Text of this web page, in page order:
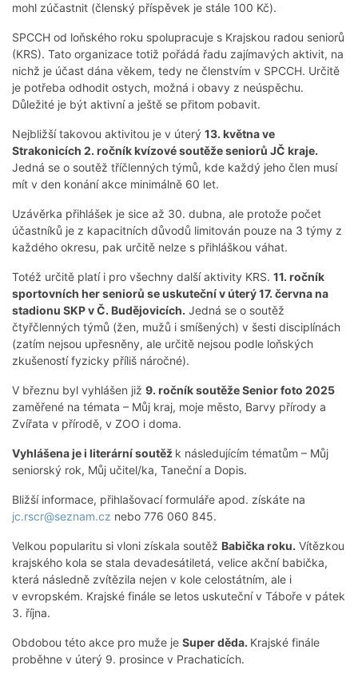
mohl zúčastnit (členský příspěvek je stále 100 Kč).
SPCCH od loňského roku spolupracuje s Krajskou radou seniorů
(KRS). Tato organizace totiž pořádá řadu zajímavých aktivit, na
nichž je účast dána věkem, tedy ne členstvím v SPCCH. Určitě
je potřeba odhodit ostych, možná i obavy z neúspěchu.
Důležité je být aktivní a ještě se přitom pobavit.
Nejbližší takovou aktivitou je v úterý 13. května ve
Strakonicích 2. ročník kvízové soutěže seniorů JČ kraje.
Jedná se o soutěž tříčlenných týmů, kde každý jeho člen musí
mít v den konání akce minimálně 60 let.
Uzávěrka přihlášek je sice až 30. dubna, ale protože počet
účastníků je z kapacitních důvodů limitován pouze na 3 týmy z
každého okresu, pak určitě nelze s přihláškou váhat.
Totéž určitě platí i pro všechny další aktivity KRS. 11. ročník
sportovních her seniorů se uskuteční v úterý 17. června na
stadionu SKP v Č. Budějovicích. Jedná se o soutěž
čtyřčlenných týmů (žen, mužů i smíšených) v šesti disciplínách
(zatím nejsou upřesněny, ale určitě nejsou podle loňských
zkušeností fyzicky příliš náročné).
V březnu byl vyhlášen již 9. ročník soutěže Senior foto 2025
zaměřené na témata – Můj kraj, moje město, Barvy přírody a
Zvířata v přírodě, v ZOO i doma.
Vyhlášena je i literární soutěž k následujícím tématům – Můj
seniorský rok, Můj učitel/ka, Taneční a Dopis.
Bližší informace, přihlašovací formuláře apod. získáte na
jc.rscr@seznam.cz nebo 776 060 845.
Velkou popularitu si vloni získala soutěž Babička roku. Vítězkou
krajského kola se stala devadesátiletá, velice akční babička,
která následně zvítězila nejen v kole celostátním, ale i
v evropském. Krajské finále se letos uskuteční v Táboře v pátek
3. října.
Obdobou této akce pro muže je Super děda. Krajské finále
proběhne v úterý 9. prosince v Prachaticích.